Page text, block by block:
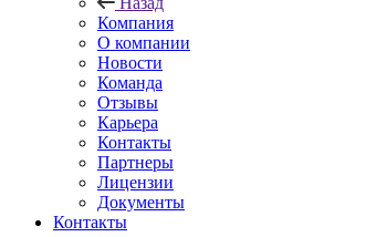
Компания
О компании
Новости
Команда
Отзывы
Карьера
Контакты
Партнеры
Лицензии
Документы
Контакты